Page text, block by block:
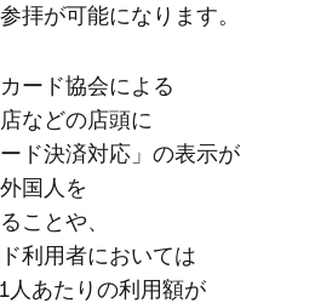
拝が​可能に​なります。
ード協会に​よる​
などの​店頭に​
ド決済対応」の​表示が​
国人を​
ことや、​
利用者に​おいては​
人あたりの​利用額が​